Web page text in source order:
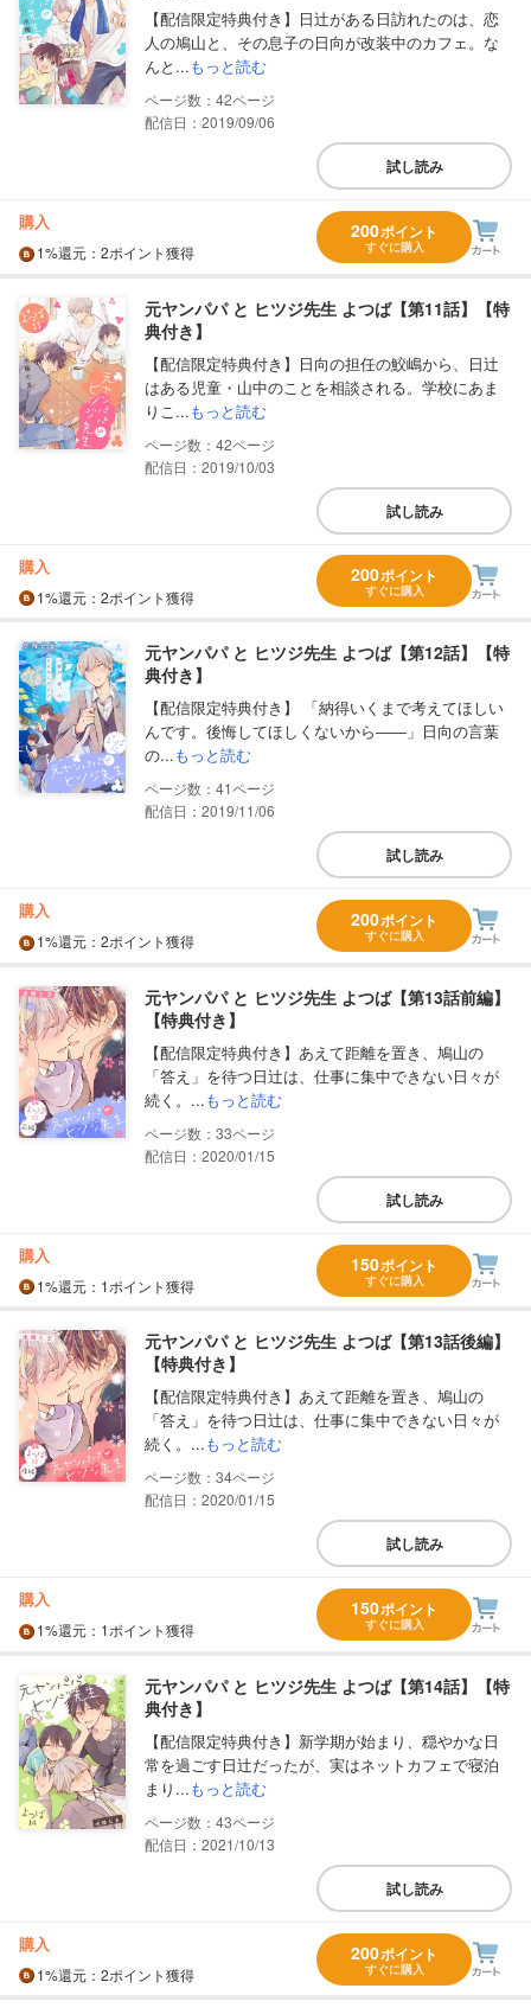
【配信限定特典付き】日辻がある日訪れたのは、恋
人の鳩山と、その息子の日向が改装中のカフェ。な
んと...もっと読む
42
配信日：2019/09/06
試し読み
購入
1%還元 ：2ポイント獲得
200ポイント
すぐに購入
元ヤンパパ と ヒツジ先生 よつば【第11話】【特
典付き】
【配信限定特典付き】日向の担任の鮫嶋から、日辻
はある児童・山中のことを相談される。学校にあま
りこ...もっと読む
42
配信日：2019/10/03
試し読み
購入
1%還元 ：2ポイント獲得
200ポイント
すぐに購入
元ヤンパパ と ヒツジ先生 よつば【第12話】【特
典付き】
【配信限定特典付き】 「納得いくまで考えてほしい
んです。後悔してほしくないから――」日向の言葉
の...もっと読む
41
配信日：2019/11/06
試し読み
購入
1%還元 ：2ポイント獲得
200ポイント
すぐに購入
元ヤンパパ と ヒツジ先生 よつば【第13話前編】
【特典付き】
【配信限定特典付き】あえて距離を置き、鳩山の
「答え」を待つ日辻は、仕事に集中できない日々が
続く。...もっと読む
33
配信日：2020/01/15
試し読み
購入
1%還元 ：1ポイント獲得
150ポイント
すぐに購入
元ヤンパパ と ヒツジ先生 よつば【第13話後編】
【特典付き】
【配信限定特典付き】あえて距離を置き、鳩山の
「答え」を待つ日辻は、仕事に集中できない日々が
続く。...もっと読む
34
配信日：2020/01/15
試し読み
購入
1%還元 ：1ポイント獲得
150ポイント
すぐに購入
元ヤンパパ と ヒツジ先生 よつば【第14話】【特
典付き】
【配信限定特典付き】新学期が始まり、穏やかな日
常を過ごす日辻だったが、実はネットカフェで寝泊
まり...もっと読む
43
配信日：2021/10/13
試し読み
購入
1%還元 ：2ポイント獲得
200ポイント
すぐに購入